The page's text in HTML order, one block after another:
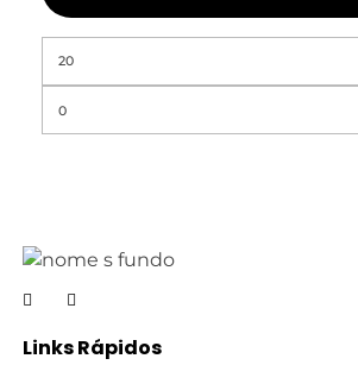
Links Rápidos